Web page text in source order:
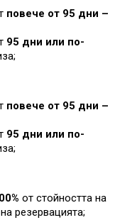
повече от 95 дни –
95 дни или по-
;
повече от 95 дни –
95 дни или по-
;
от стойността на
резервацията;